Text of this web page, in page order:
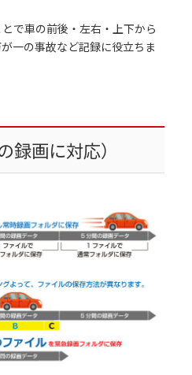
で車の前後・左右・上下から
一の事故など記録に役立ちま
録画に対応）